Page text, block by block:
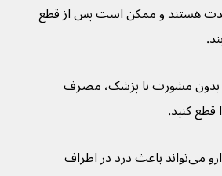
مدت هستند و ممکن است پس از قطع
بدون مشورت با پزشک، مصرف
قطع کنید.
تیروئیدیت ناشی از دارو می‌تواند باعث درد در اطراف